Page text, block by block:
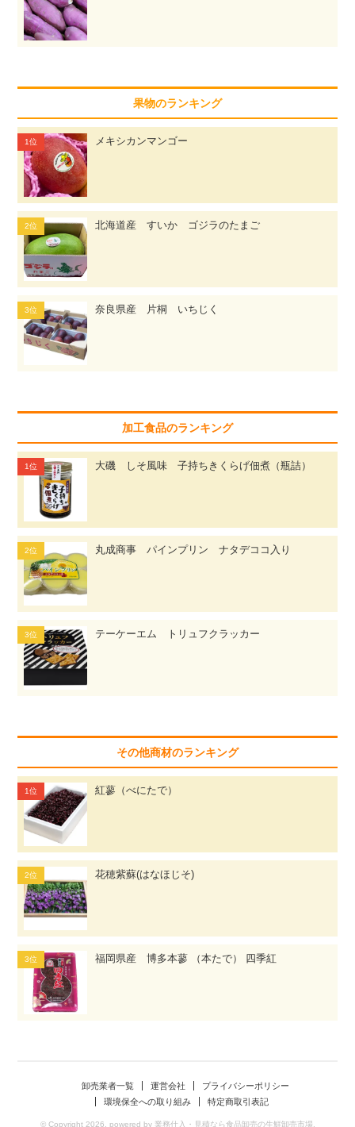
果物のランキング
メキシカンマンゴー
北海道産 すいか ゴジラのたまご
奈良県産 片桐 いちじく
加工食品のランキング
大磯 しそ風味 子持ちきくらげ佃煮（瓶詰）
丸成商事 パインプリン ナタデココ入り
テーケーエム トリュフクラッカー
その他商材のランキング
紅蓼（べにたで）
花穂紫蘇(はなほじそ)
福岡県産 博多本蓼 （本たで） 四季紅
卸売業者一覧 運営会社
プライバシーポリシー
環境保全への取り組み
特定商取引表記
© Copyright 2026. powered by 業務仕入・見積なら食品卸売の生鮮卸売市場.